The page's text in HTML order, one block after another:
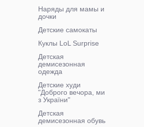
Наряды для мамы и
дочки
Детские самокаты
Куклы LoL Surprise
Детская
демисезонная
одежда
Детские худи
"Доброго вечора, ми
з України"
Детская
демисезонная обувь